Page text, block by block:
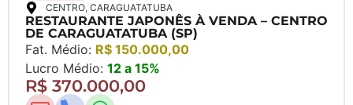
CENTRO, CARAGUATATUBA
RESTAURANTE JAPONÊS À VENDA – CENTRO
DE CARAGUATATUBA (SP)
Fat. Médio: R$ 150.000,00
Lucro Médio: 12 a 15%
R$ 370.000,00